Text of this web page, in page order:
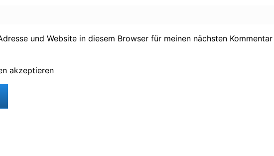
und Website in diesem Browser für meinen nächsten Kommentar
akzeptieren